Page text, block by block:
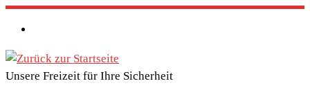
Zum
Inhalt
springen
Unsere Freizeit für Ihre Sicherheit